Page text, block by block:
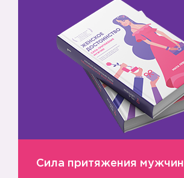
Сила притяжения мужчин